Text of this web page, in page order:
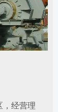
经营理